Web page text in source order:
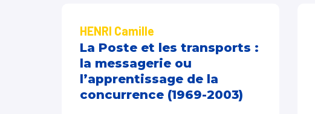
HENRI Camille
La Poste et les transports :
la messagerie ou
l’apprentissage de la
concurrence (1969-2003)